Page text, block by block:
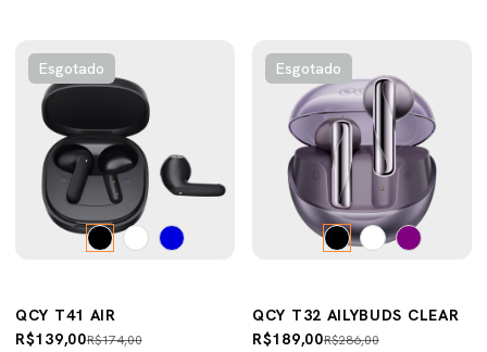
Esgotado
QCY T41 AIR
R$174,00
R$139,00
Esgotado
QCY T32 AILYBUDS CLEAR
R$286,00
R$189,00